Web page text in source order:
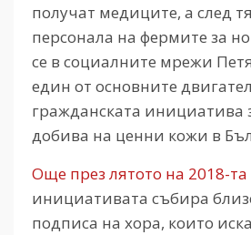
получат медиците, а след
персонала на фермите за
се в социалните мрежи
един от основните
гражданската инициатива
добива на ценни кожи в
Още през лятото на 2018-
инициативата събира
подписа на хора, които